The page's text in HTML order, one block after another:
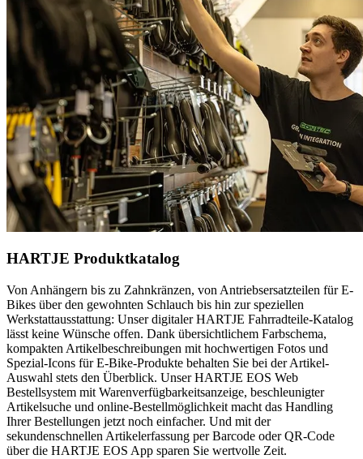
HARTJE Produktkatalog
Von Anhängern bis zu Zahnkränzen, von Antriebsersatzteilen für E-
Bikes über den gewohnten Schlauch bis hin zur speziellen
Werkstattausstattung: Unser digitaler HARTJE Fahrradteile-Katalog
lässt keine Wünsche offen. Dank übersichtlichem Farbschema,
kompakten Artikelbeschreibungen mit hochwertigen Fotos und
Spezial-Icons für E-Bike-Produkte behalten Sie bei der Artikel-
Auswahl stets den Überblick. Unser HARTJE EOS Web
Bestellsystem mit Warenverfügbarkeitsanzeige, beschleunigter
Artikelsuche und online-Bestellmöglichkeit macht das Handling
Ihrer Bestellungen jetzt noch einfacher. Und mit der
sekundenschnellen Artikelerfassung per Barcode oder QR-Code
über die HARTJE EOS App sparen Sie wertvolle Zeit.